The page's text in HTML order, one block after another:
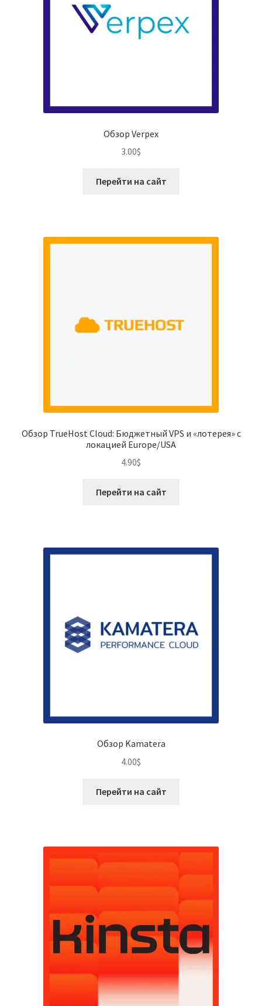
Обзор Verpex
3.00$
Перейти на сайт
Обзор TrueHost Cloud: Бюджетный VPS и «лотерея» с
локацией Europe/USA
4.90$
Перейти на сайт
Обзор Kamatera
4.00$
Перейти на сайт